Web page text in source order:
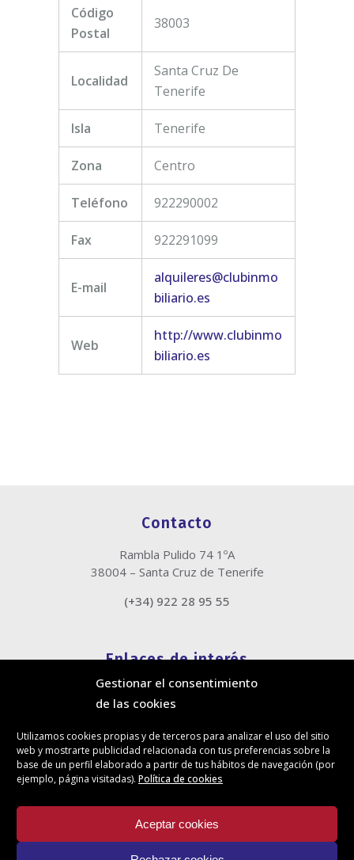
Gestionar el consentimiento
de las cookies
Utilizamos cookies propias y de terceros para analizar el uso del sitio
web y mostrarte publicidad relacionada con tus preferencias sobre la
base de un perfil elaborado a partir de tus hábitos de navegación (por
ejemplo, página visitadas). Política de cookies
Aceptar cookies
Código
Postal
38003
Localidad
Santa Cruz De
Tenerife
Isla Tenerife
Zona Centro
Teléfono 922290002
Fax 922291099
E-mail
alquileres@clubinmo
biliario.es
Web
http://www.clubinmo
biliario.es
Contacto
Rambla Pulido 74 1ºA
38004 – Santa Cruz de Tenerife
(+34) 922 28 95 55
Enlaces de interés
Política de cookies
Política de privacidad
Canal de denuncias
Protección de privacidad en redes sociales
Síguenos